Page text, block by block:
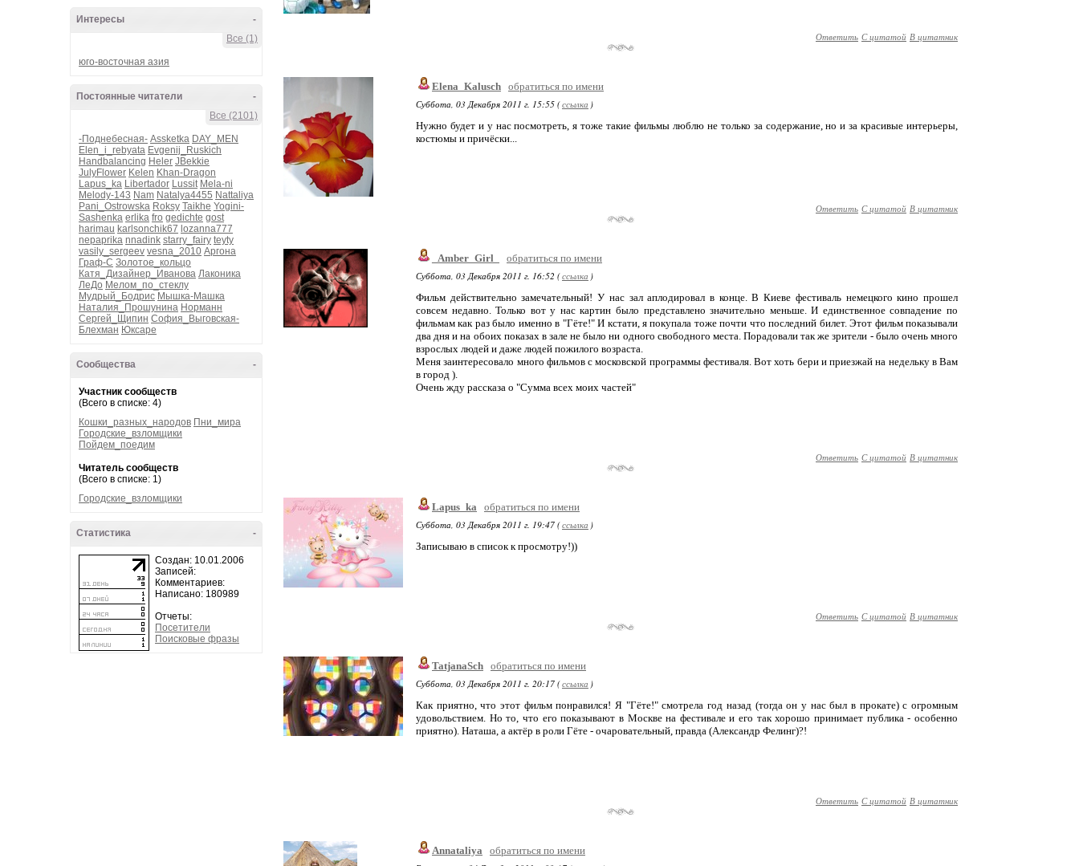
-
Интересы
Все (1)
юго-восточная азия
-
Постоянные читатели
Все (2101)
-Поднебесная- Assketka DAY_MEN
Elen_i_rebyata Evgenij_Ruskich
Handbalancing Heler JBekkie
JulyFlower Kelen Khan-Dragon
Lapus_ka Libertador Lussit Mela-ni
Melody-143 Nam Natalya4455 Nattaliya
Pani_Ostrowska Roksy Taikhe Yogini-
Sashenka erlika fro gedichte gost
harimau karlsonchik67 lozanna777
nepaprika nnadink starry_fairy teyty
vasily_sergeev vesna_2010 Аргона
Граф-С Золотое_кольцо
Катя_Дизайнер_Иванова Лаконика
ЛеДо Мелом_по_стеклу
Мудрый_Бодрис Мышка-Машка
Наталия_Прошунина Норманн
Сергей_Щипин София_Выговская-
Блехман Юксаре
-
Сообщества
Участник сообществ
(Всего в списке: 4)
Кошки_разных_народов Пни_мира
Городские_взломщики
Пойдем_поедим
Читатель сообществ
(Всего в списке: 1)
Городские_взломщики
-
Статистика
Создан: 10.01.2006
Записей:
Комментариев:
Написано: 180989
Отчеты:
Посетители
Поисковые фразы
Ответить С цитатой В цитатник
Elena_Kalusch обратиться по имени
Суббота, 03 Декабря 2011 г. 15:55 (ссылка )
Нужно будет и у нас посмотреть, я тоже такие фильмы люблю не только за содержание, но и за красивые интерьеры,
костюмы и причёски...
Ответить С цитатой В цитатник
_Amber_Girl_
обратиться по имени
Суббота, 03 Декабря 2011 г. 16:52 (ссылка )
Фильм действительно замечательный! У нас зал аплодировал в конце. В Киеве фестиваль немецкого кино прошел
совсем недавно. Только вот у нас картин было представлено значительно меньше. И единственное совпадение по
фильмам как раз было именно в "Гёте!" И кстати, я покупала тоже почти что последний билет. Этот фильм показывали
два дня и на обоих показах в зале не было ни одного свободного места. Порадовали так же зрители - было очень много
взрослых людей и даже людей пожилого возраста.
Меня заинтересовало много фильмов с московской программы фестиваля. Вот хоть бери и приезжай на недельку в Вам
в город ).
Очень жду рассказа о "Сумма всех моих частей"
Ответить С цитатой В цитатник
Lapus_ka
обратиться по имени
Суббота, 03 Декабря 2011 г. 19:47 (ссылка )
Записываю в список к просмотру!))
Ответить С цитатой В цитатник
TatjanaSch обратиться по имени
Суббота, 03 Декабря 2011 г. 20:17 (ссылка )
Как приятно, что этот фильм понравился! Я "Гёте!" смотрела год назад (тогда он у нас был в прокате) с огромным
удовольствием. Но то, что его показывают в Москве на фестивале и его так хорошо принимает публика - особенно
приятно). Наташа, а актёр в роли Гёте - очаровательный, правда (Александр Фелинг)?!
Ответить С цитатой В цитатник
Annataliya
обратиться по имени